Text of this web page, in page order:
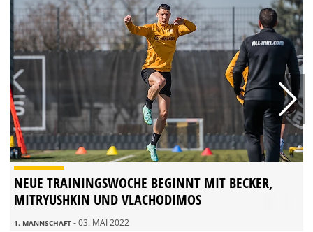
NEUE TRAININGSWOCHE BEGINNT MIT BECKER,
MITRYUSHKIN UND VLACHODIMOS
1. MANNSCHAFT - 03. MAI 2022